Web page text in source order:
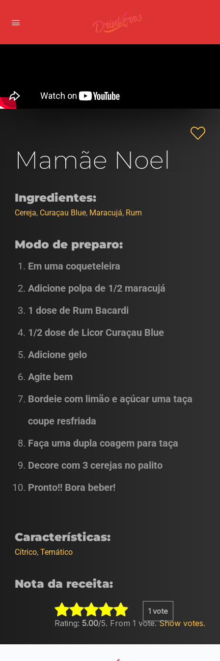
Mamãe Noel
Ingredientes:
Cereja, Curaçau Blue, Maracujá, Rum
Modo de preparo:
Em uma coqueteleira
Adicione polpa de 1/2 maracujá
1 dose de Rum Bacardi
1/2 dose de Licor Curaçau Blue
Adicione gelo
Agite bem
Bordeie com limão e açúcar uma taça
coupe resfriada
Faça uma dupla coagem para taça
Decore com 3 cerejas no palito
Pronto!! Bora beber!
Características:
Cítrico, Temático
Nota da receita:
Rate
this
Rating: 5.00/5. From 1 vote.Show votes.
1vote